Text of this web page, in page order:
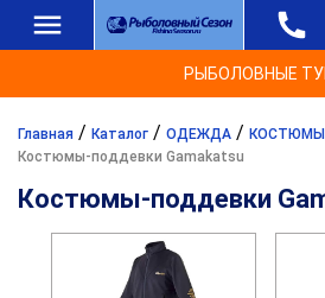
РЫБОЛОВНЫЕ
Главная / Каталог / ОДЕЖДА / КОСТЮМЫ
Костюмы-поддевки Gamakatsu
Костюмы-поддевки